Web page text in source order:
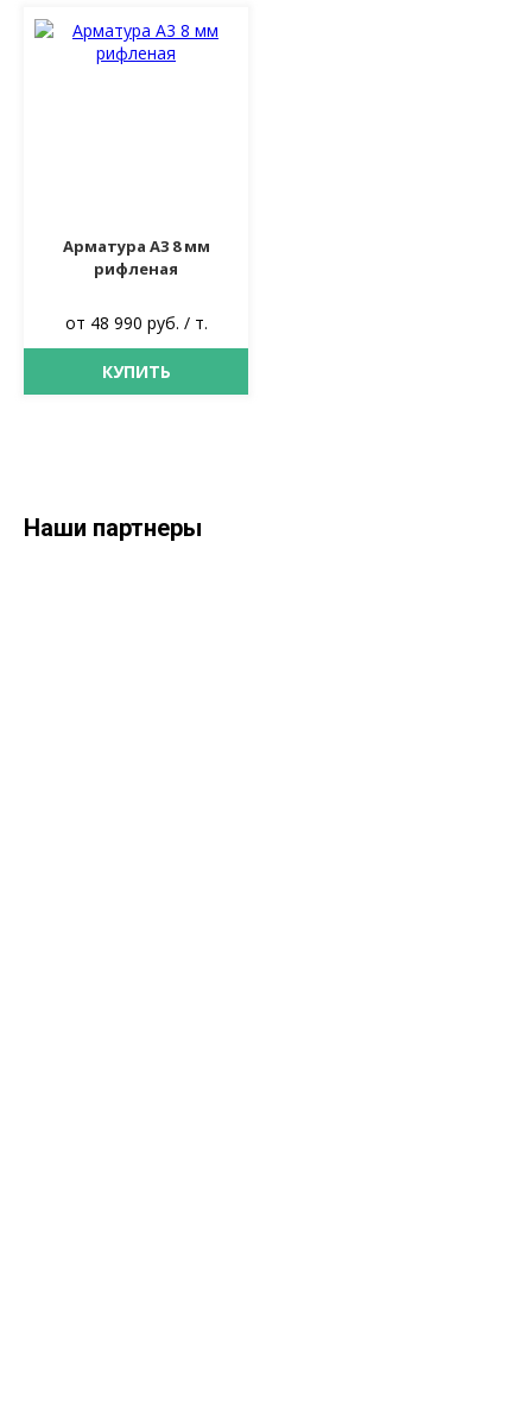
Арматура А3 8 мм
рифленая
от 48 990 руб. / т.
КУПИТЬ
Наши партнеры